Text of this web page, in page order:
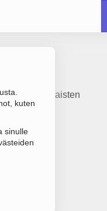
kuten
sinulle
ja kaasumaisten